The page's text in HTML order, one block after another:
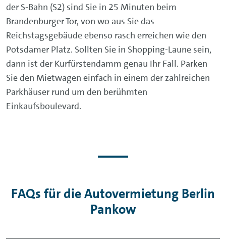
der S-Bahn (S2) sind Sie in 25 Minuten beim
Brandenburger Tor, von wo aus Sie das
Reichstagsgebäude ebenso rasch erreichen wie den
Potsdamer Platz. Sollten Sie in Shopping-Laune sein,
dann ist der Kurfürstendamm genau Ihr Fall. Parken
Sie den Mietwagen einfach in einem der zahlreichen
Parkhäuser rund um den berühmten
Einkaufsboulevard.
FAQs für die Autovermietung Berlin
Pankow